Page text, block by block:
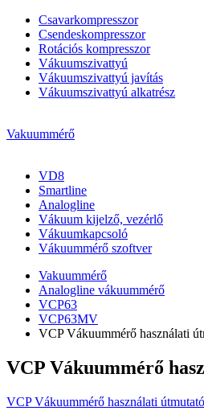
Csavarkompresszor
Csendeskompresszor
Rotációs kompresszor
Vákuumszivattyú
Vákuumszivattyú javítás
Vákuumszivattyú alkatrész
Vakuummérő
VD8
Smartline
Analogline
Vákuum kijelző, vezérlő
Vákuumkapcsoló
Vákuummérő szoftver
Vakuummérő
Analogline vákuummérő
VCP63
VCP63MV
VCP Vákuummérő használati
VCP Vákuummérő
VCP Vákuummérő használati útmutató